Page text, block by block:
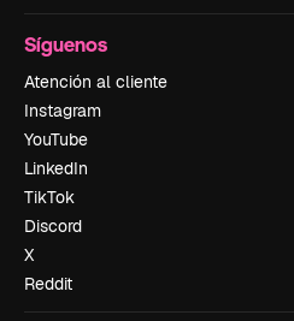
Síguenos
Atención al cliente
Instagram
YouTube
LinkedIn
TikTok
Discord
X
Reddit